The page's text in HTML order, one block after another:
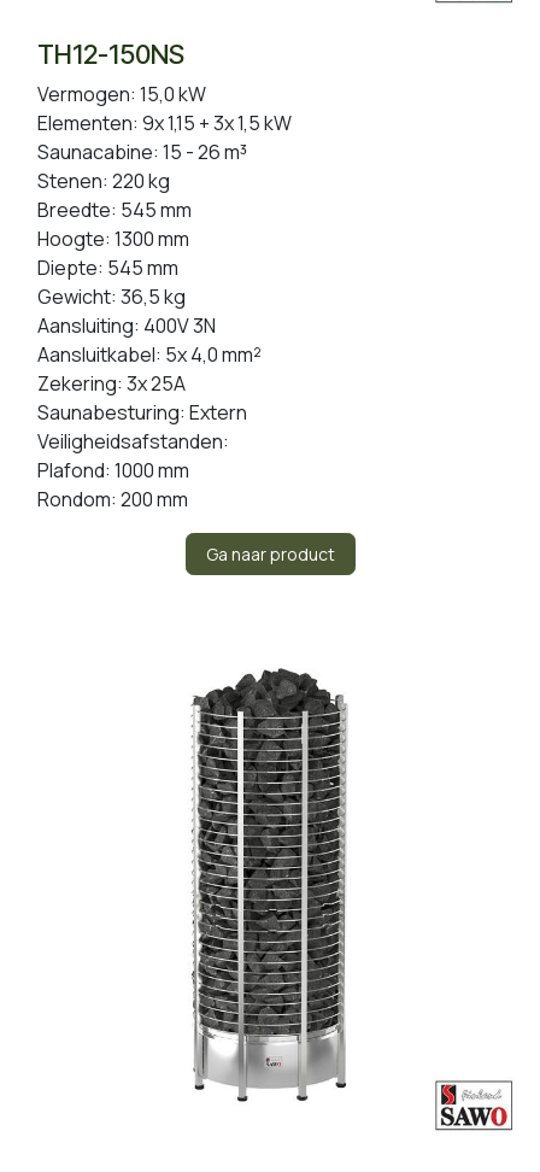
TH12-150NS
Vermogen: 15,0 kW
Elementen: 9x 1,15 + 3x 1,5 kW
Saunacabine: 15 - 26 m³
Stenen: 220 kg
Breedte: 545 mm
Hoogte: 1300 mm
Diepte: 545 mm
Gewicht: 36,5 kg
Aansluiting: 400V 3N
Aansluitkabel: 5x 4,0 mm²
Zekering: 3x 25A
Saunabesturing: Extern
Veiligheidsafstanden:
Plafond: 1000 mm
Rondom: 200 mm
Ga naar product